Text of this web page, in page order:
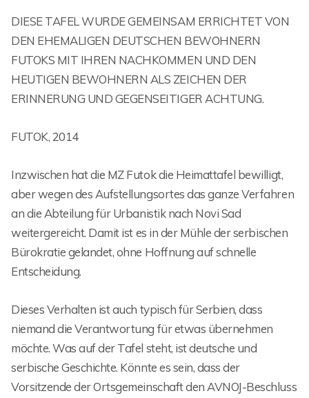
DIESE TAFEL WURDE GEMEINSAM ERRICHTET VON
DEN EHEMALIGEN DEUTSCHEN BEWOHNERN
FUTOKS MIT IHREN NACHKOMMEN UND DEN
HEUTIGEN BEWOHNERN ALS ZEICHEN DER
ERINNERUNG UND GEGENSEITIGER ACHTUNG.
FUTOK, 2014
Inzwischen hat die MZ Futok die Heimattafel bewilligt,
aber wegen des Aufstellungsortes das ganze Verfahren
an die Abteilung für Urbanistik nach Novi Sad
weitergereicht. Damit ist es in der Mühle der serbischen
Bürokratie gelandet, ohne Hoffnung auf schnelle
Entscheidung.
Dieses Verhalten ist auch typisch für Serbien, dass
niemand die Verantwortung für etwas übernehmen
möchte. Was auf der Tafel steht, ist deutsche und
serbische Geschichte. Könnte es sein, dass der
Vorsitzende der Ortsgemeinschaft den AVNOJ-Beschluss